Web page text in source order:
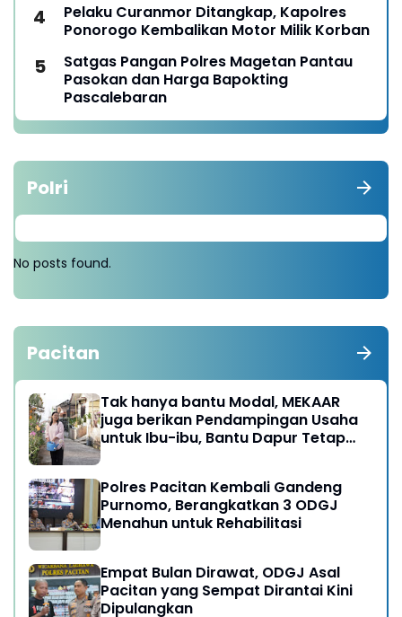
Pelaku Curanmor Ditangkap, Kapolres
Ponorogo Kembalikan Motor Milik Korban
Satgas Pangan Polres Magetan Pantau
Pasokan dan Harga Bapokting
Pascalebaran
Polri
No posts found.
Pacitan
Tak hanya bantu Modal, MEKAAR
juga berikan Pendampingan Usaha
untuk Ibu-ibu, Bantu Dapur Tetap
Polres Pacitan Kembali Gandeng
Purnomo, Berangkatkan 3 ODGJ
Menahun untuk Rehabilitasi
Empat Bulan Dirawat, ODGJ Asal
Pacitan yang Sempat Dirantai Kini
Dipulangkan